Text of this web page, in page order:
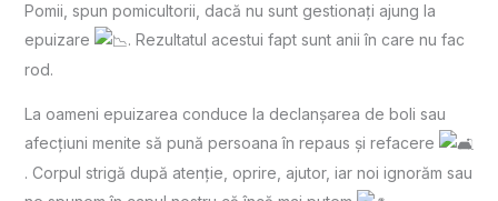
Pomii, spun pomicultorii, dacă nu sunt gestionați ajung la
epuizare
. Rezultatul acestui fapt sunt anii în care nu fac
rod.
La oameni epuizarea conduce la declanșarea de boli sau
afecțiuni menite să pună persoana în repaus și refacere
. Corpul strigă după atenție, oprire, ajutor, iar noi ignorăm sau